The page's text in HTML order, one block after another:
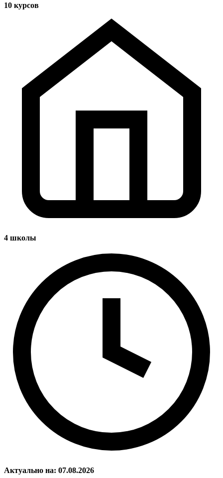
10 курсов
4 школы
Актуально на: 07.08.2026